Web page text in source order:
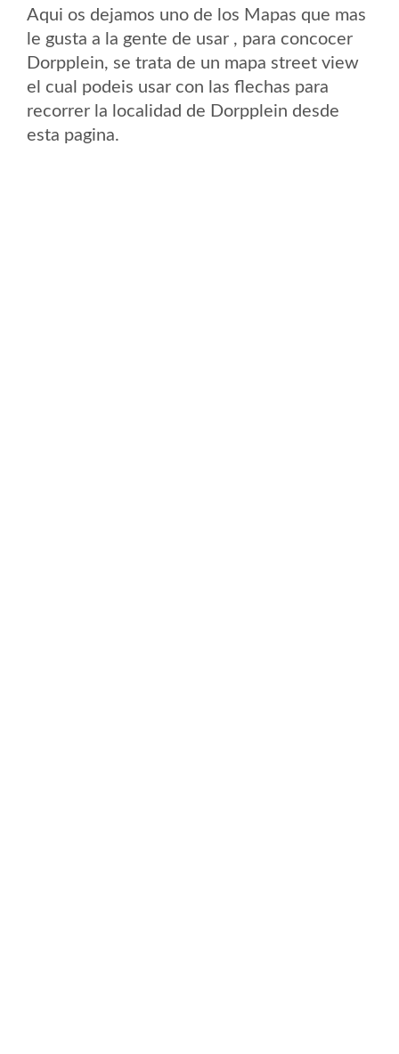
Aqui os dejamos uno de los Mapas que mas
le gusta a la gente de usar , para concocer
Dorpplein, se trata de un mapa street view
el cual podeis usar con las flechas para
recorrer la localidad de Dorpplein desde
esta pagina.